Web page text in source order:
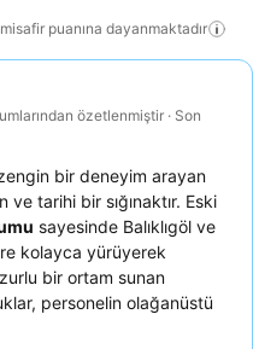
puanına dayanmaktadır
özetlenmiştir · Son
bir deneyim arayan
ve tarihi bir sığınaktır. Eski
sayesinde Balıklıgöl ve
kolayca yürüyerek
bir ortam sunan
personelin olağanüstü